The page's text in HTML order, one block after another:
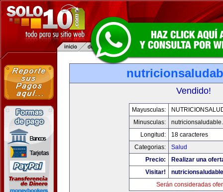
Vendido!
Mayusculas:
Minusculas:
Longitud:
18 caracteres
Categorias:
Salud
Precio:
Realizar una
Visitar!
Serán consideradas